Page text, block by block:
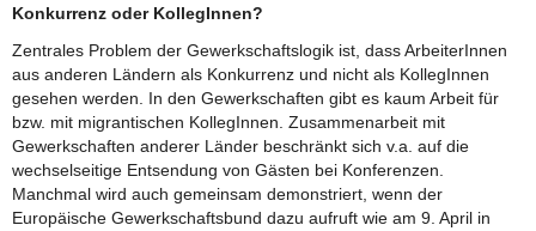
Konkurrenz oder KollegInnen?
Zentrales Problem der Gewerkschaftslogik ist, dass ArbeiterInnen
aus anderen Ländern als Konkurrenz und nicht als KollegInnen
gesehen werden. In den Gewerkschaften gibt es kaum Arbeit für
bzw. mit migrantischen KollegInnen. Zusammenarbeit mit
Gewerkschaften anderer Länder beschränkt sich v.a. auf die
wechselseitige Entsendung von Gästen bei Konferenzen.
Manchmal wird auch gemeinsam demonstriert, wenn der
Europäische Gewerkschaftsbund dazu aufruft wie am 9. April in